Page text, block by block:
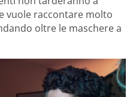
vuole raccontare molto
oltre le maschere a